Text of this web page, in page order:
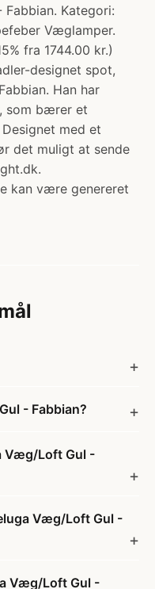
Kategori:
Væglamper.
fra 1744.00 kr.)
designet spot,
Han har
som bærer et
med et
det muligt at sende
kan være genereret
- Fabbian?
Væg/Loft Gul -
Væg/Loft Gul -
Væg/Loft Gul -